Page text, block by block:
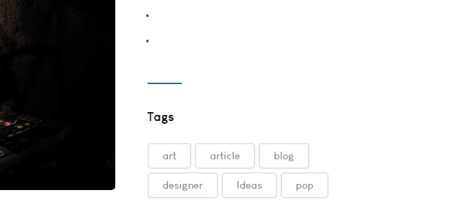
Tags
art article blog
designer Ideas pop